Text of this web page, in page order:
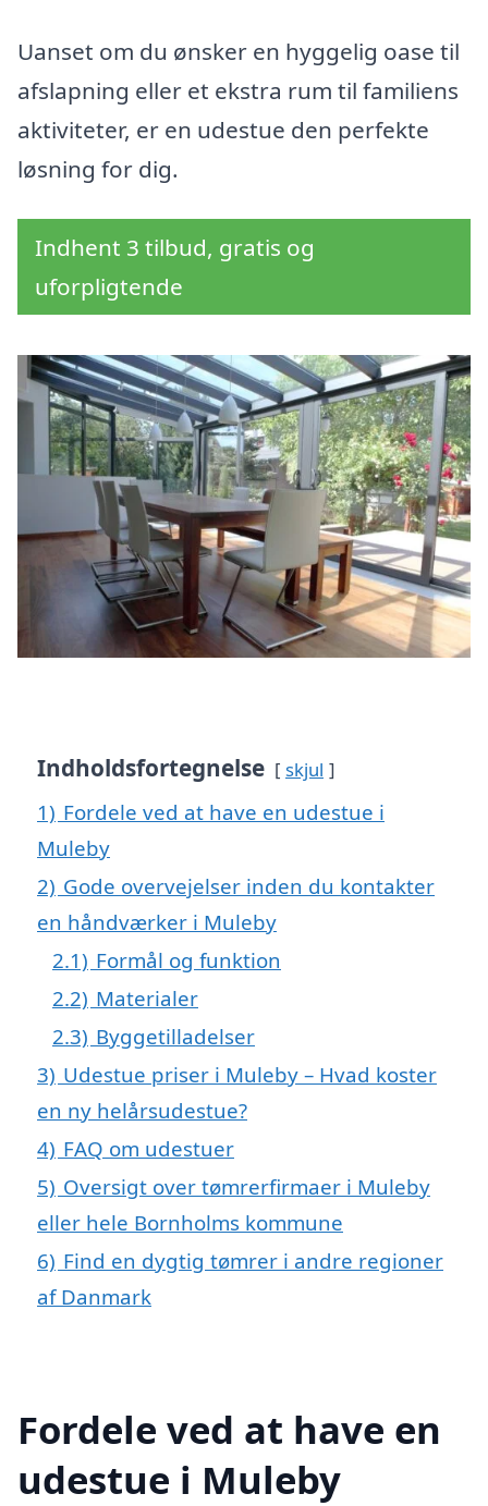
Uanset om du ønsker en hyggelig oase til
afslapning eller et ekstra rum til familiens
aktiviteter, er en udestue den perfekte
løsning for dig.
Indhent 3 tilbud, gratis og
uforpligtende
Indholdsfortegnelse skjul
1) Fordele ved at have en udestue i
Muleby
2) Gode overvejelser inden du kontakter
en håndværker i Muleby
2.1) Formål og funktion
2.2) Materialer
2.3) Byggetilladelser
3) Udestue priser i Muleby – Hvad koster
en ny helårsudestue?
4) FAQ om udestuer
5) Oversigt over tømrerfirmaer i Muleby
eller hele Bornholms kommune
6) Find en dygtig tømrer i andre regioner
af Danmark
Fordele ved at have en
udestue i Muleby